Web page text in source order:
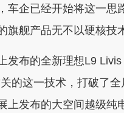
企已经开始将这一思
舰产品无不以硬核技
布的全新理想L9 Livis
的这一技术，打破了
上发布的大空间越级纯